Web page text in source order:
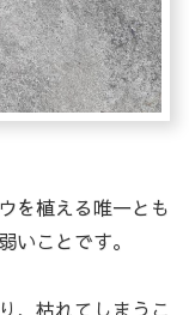
を植える唯一とも
いことです。
、枯れてしまうこ